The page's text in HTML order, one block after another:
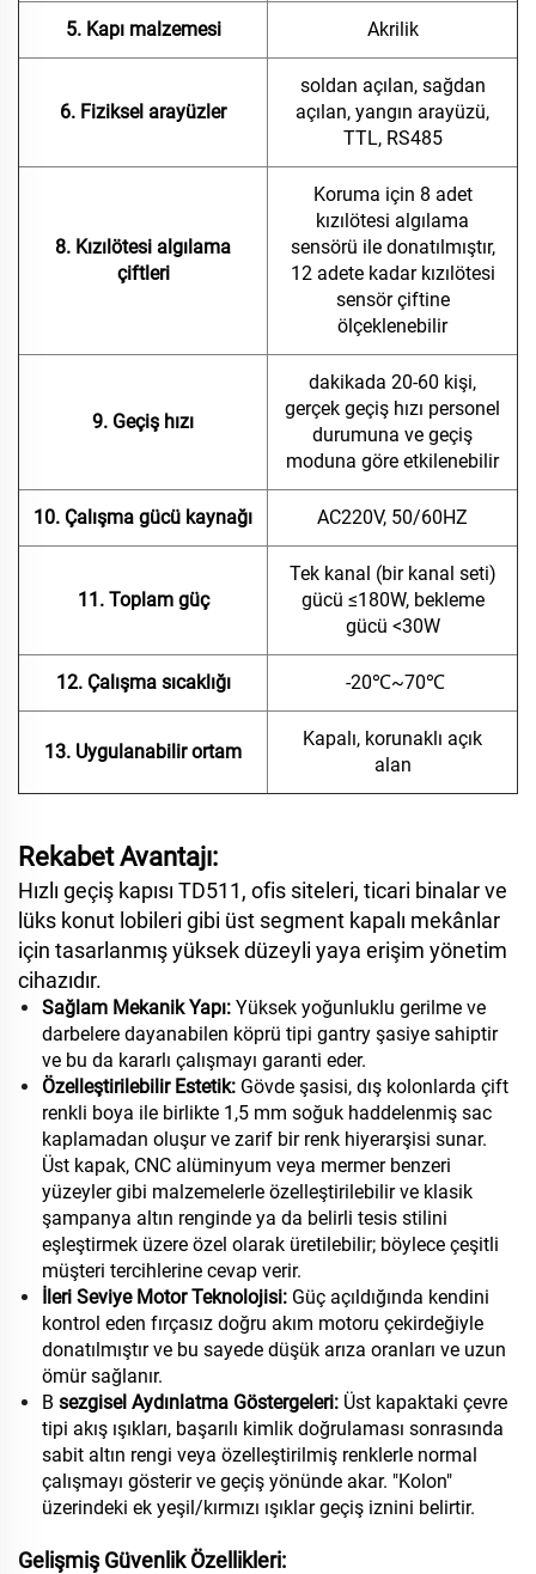
5. Kapı malzemesi Akrilik
6. Fiziksel arayüzler
soldan açılan, sağdan
açılan, yangın arayüzü,
TTL, RS485
8. Kızılötesi algılama
çiftleri
Koruma için 8 adet
kızılötesi algılama
sensörü ile donatılmıştır,
12 adete kadar kızılötesi
sensör çiftine
ölçeklenebilir
9. Geçiş hızı
dakikada 20-60 kişi,
gerçek geçiş hızı personel
durumuna ve geçiş
moduna göre etkilenebilir
10. Çalışma gücü kaynağı AC220V, 50/60HZ
11. Toplam güç
Tek kanal (bir kanal seti)
gücü ≤180W, bekleme
gücü <30W
12. Çalışma sıcaklığı -20℃~70℃
13. Uygulanabilir ortam
Kapalı, korunaklı açık
alan
Rekabet Avantajı:
Hızlı geçiş kapısı TD511, ofis siteleri, ticari binalar ve
lüks konut lobileri gibi üst segment kapalı mekânlar
için tasarlanmış yüksek düzeyli yaya erişim yönetim
cihazıdır.
Sağlam Mekanik Yapı: Yüksek yoğunluklu gerilme ve
darbelere dayanabilen köprü tipi gantry şasiye sahiptir
ve bu da kararlı çalışmayı garanti eder.
Özelleştirilebilir Estetik: Gövde şasisi, dış kolonlarda çift
renkli boya ile birlikte 1,5 mm soğuk haddelenmiş sac
kaplamadan oluşur ve zarif bir renk hiyerarşisi sunar.
Üst kapak, CNC alüminyum veya mermer benzeri
yüzeyler gibi malzemelerle özelleştirilebilir ve klasik
şampanya altın renginde ya da belirli tesis stilini
eşleştirmek üzere özel olarak üretilebilir; böylece çeşitli
müşteri tercihlerine cevap verir.
İleri Seviye Motor Teknolojisi: Güç açıldığında kendini
kontrol eden fırçasız doğru akım motoru çekirdeğiyle
donatılmıştır ve bu sayede düşük arıza oranları ve uzun
ömür sağlanır.
B sezgisel Aydınlatma Göstergeleri: Üst kapaktaki çevre
tipi akış ışıkları, başarılı kimlik doğrulaması sonrasında
sabit altın rengi veya özelleştirilmiş renklerle normal
çalışmayı gösterir ve geçiş yönünde akar. "Kolon"
üzerindeki ek yeşil/kırmızı ışıklar geçiş iznini belirtir.
Gelişmiş Güvenlik Özellikleri: